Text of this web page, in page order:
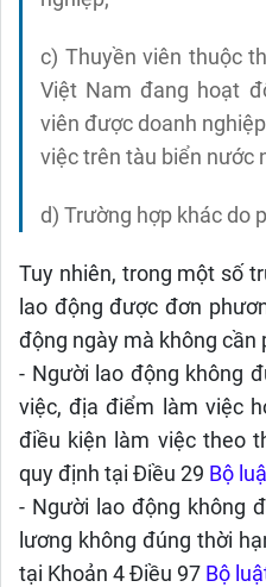
c) Thuyền viên thuộc
Việt Nam đang hoạt
viên được doanh
việc trên tàu biển nước
d) Trường hợp khác do
Tuy nhiên, trong một số
lao động được đơn
động ngày mà không cần
- Người lao động không
việc, địa điểm làm việc
điều kiện làm việc theo
quy định tại Điều 29 Bộ
- Người lao động không
lương không đúng thời
tại Khoản 4 Điều 97 Bộ